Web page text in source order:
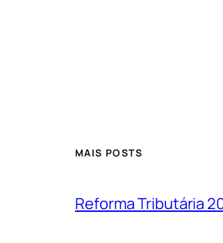
MAIS POSTS
Reforma Tributária